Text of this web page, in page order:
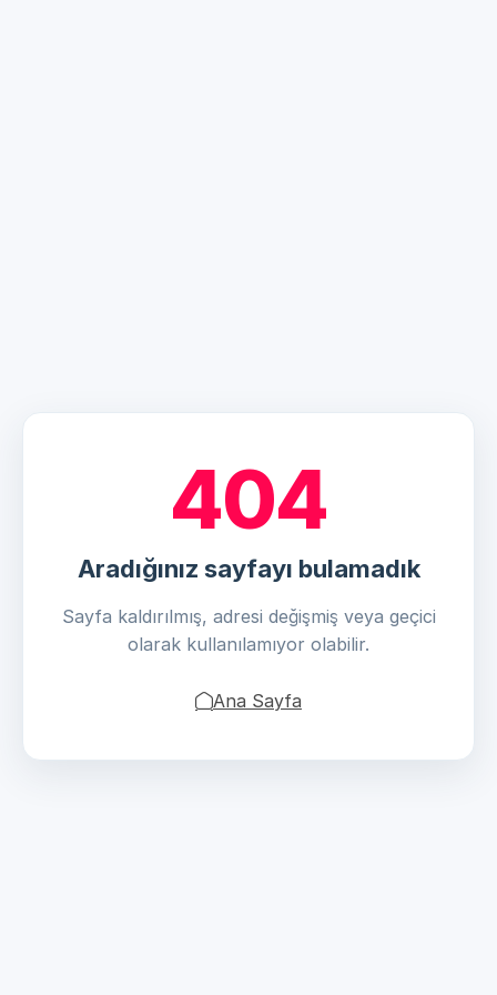
404
Aradığınız sayfayı bulamadık
Sayfa kaldırılmış, adresi değişmiş veya geçici
olarak kullanılamıyor olabilir.
Ana Sayfa